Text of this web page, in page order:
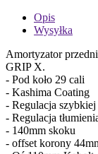
Opis
Wysyłka
Amortyzator
GRIP X.
- Pod koło 29 cali
- Kashima Coating
- Regulacja
- Regulacja
- 140mm skoku
- offset korony